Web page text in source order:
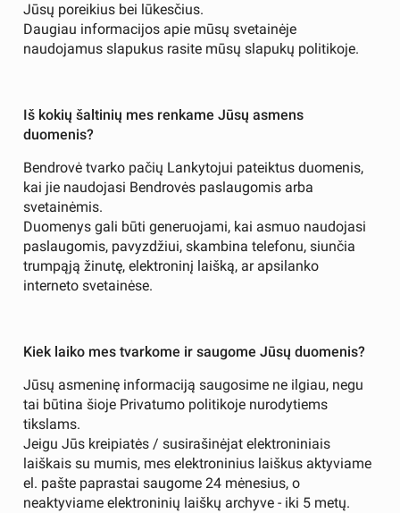
Jūsų poreikius bei lūkesčius.
Daugiau informacijos apie mūsų svetainėje
naudojamus slapukus rasite mūsų slapukų politikoje.
Iš kokių šaltinių mes renkame Jūsų asmens
duomenis?
Bendrovė tvarko pačių Lankytojui pateiktus duomenis,
kai jie naudojasi Bendrovės paslaugomis arba
svetainėmis.
Duomenys gali būti generuojami, kai asmuo naudojasi
paslaugomis, pavyzdžiui, skambina telefonu, siunčia
trumpąją žinutę, elektroninį laišką, ar apsilanko
interneto svetainėse.
Kiek laiko mes tvarkome ir saugome Jūsų duomenis?
Jūsų asmeninę informaciją saugosime ne ilgiau, negu
tai būtina šioje Privatumo politikoje nurodytiems
tikslams.
Jeigu Jūs kreipiatės / susirašinėjat elektroniniais
laiškais su mumis, mes elektroninius laiškus aktyviame
el. pašte paprastai saugome 24 mėnesius, o
neaktyviame elektroninių laiškų archyve - iki 5 metų.